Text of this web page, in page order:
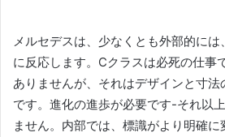
メルセデスは、少なくとも外部的に
に反応します。 Cクラスは必死の仕事
ありませんが、それはデザインと寸法
です。 進化の進歩が必要です-それ以
ません。 内部では、標識がより明確に